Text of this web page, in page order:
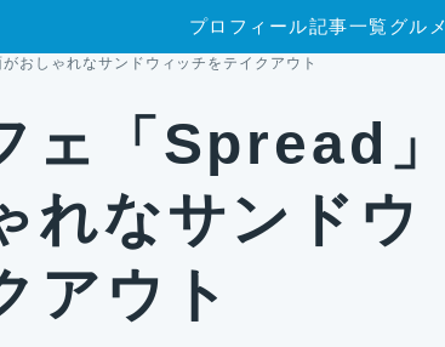
プロフィール記事一覧グルメ
おしゃれなサンドウィッチをテイクアウト
ェ「Spread」
れなサンドウ
アウト